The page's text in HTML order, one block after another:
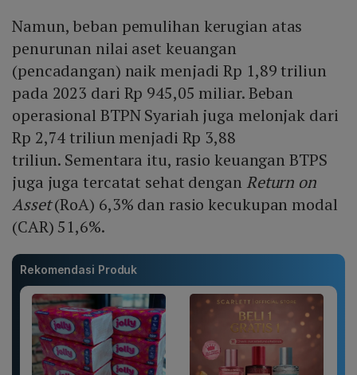
Namun, beban pemulihan kerugian atas
penurunan nilai aset keuangan
(pencadangan) naik menjadi Rp 1,89 triliun
pada 2023 dari Rp 945,05 miliar. Beban
operasional BTPN Syariah juga melonjak dari
Rp 2,74 triliun menjadi Rp 3,88
triliun. Sementara itu, rasio keuangan BTPS
juga juga tercatat sehat dengan Return on
Asset(RoA) 6,3% dan rasio kecukupan modal
(CAR) 51,6%.
Rekomendasi Produk